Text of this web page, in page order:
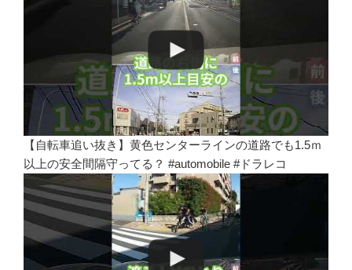
【自転車追い抜き】黄色センターラインの道路でも1.5ｍ
以上の安全間隔守ってる？ #automobile #ドラレコ